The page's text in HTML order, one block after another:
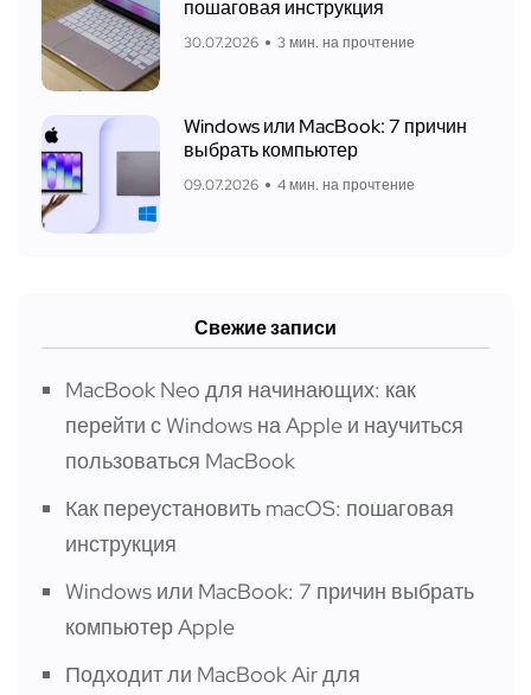
пошаговая инструкция
30.07.2026 3 мин. на прочтение
Windows или MacBook: 7 причин
выбрать компьютер
09.07.2026 4 мин. на прочтение
Свежие записи
MacBook Neo для начинающих: как
перейти с Windows на Apple и научиться
пользоваться MacBook
Как переустановить macOS: пошаговая
инструкция
Windows или MacBook: 7 причин выбрать
компьютер Apple
Подходит ли MacBook Air для